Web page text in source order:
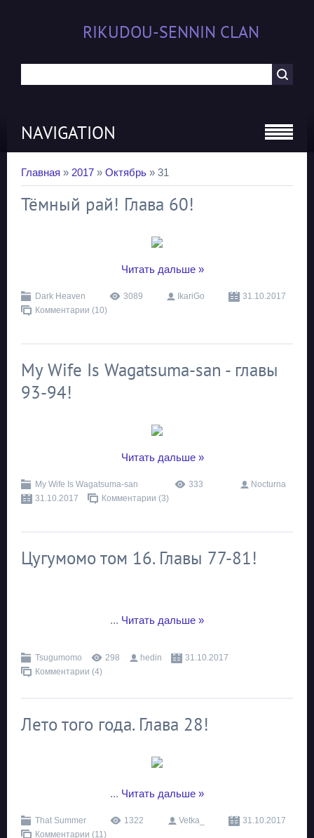
RIKUDOU-SENNIN CLAN
NAVIGATION
Главная » 2017 » Октябрь » 31
Тёмный рай! Глава 60!
Читать дальше »
Dark Heaven 3089 IkariGo
31.10.2017
Комментарии (10)
My Wife Is Wagatsuma-san - главы
93-94!
Читать дальше »
My Wife Is Wagatsuma-san 333
Nocturna
31.10.2017
Комментарии (3)
Цугумомо том 16. Главы 77-81!
... Читать дальше »
Tsugumomo 298 hedin
31.10.2017
Комментарии (4)
Лето того года. Глава 28!
... Читать дальше »
That Summer 1322 Vetka_
31.10.2017
Комментарии (11)